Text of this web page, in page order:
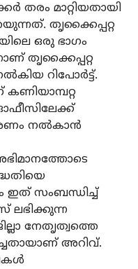
തരം മാറ്റിയതായി
തൃക്കൈപ്പറ്റ
ഒരു ഭാഗം
തൃക്കൈപ്പറ്റ
റിപോർട്ട്.
നൽകാൻ
ഇത് സംബന്ധിച്ച്
ലഭിക്കുന്ന
നേതൃത്വത്തെ
അറിവ്.